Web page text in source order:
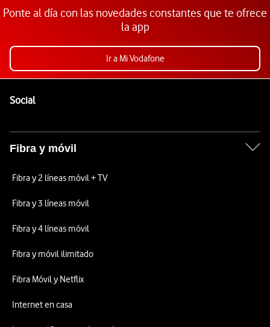
Ponte al día con las novedades constantes que te ofrece
la app
Ir a Mi Vodafone
SocialEnlaces a las redes sociales de Vodafone
Fibra y móvil
Fibra y 2 líneas móvil + TV
Fibra y 3 líneas móvil
Fibra y 4 líneas móvil
Fibra y móvil ilimitado
Fibra Móvil y Netflix
Internet en casa